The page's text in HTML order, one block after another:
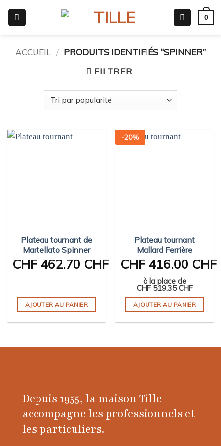
contenu
0
ACCUEIL / PRODUITS IDENTIFIÉS “SPINNER”
FILTRER
Plateau tournant de
Martellato Spinner
CHF462.70 CHF
AJOUTER AU PANIER
-20%
Plateau tournant
Mallard Ferrière
CHF416.00 CHF
à la place de
CHF519.35 CHF
AJOUTER AU PANIER
Depuis 1955, la maison Tille
accompagne les professionnels et
les particuliers.